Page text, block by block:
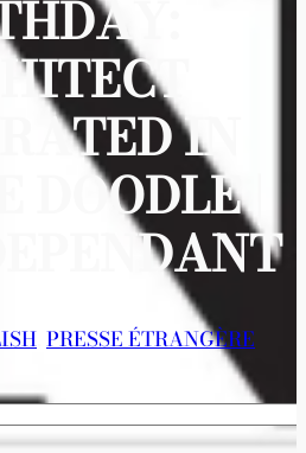
IN
DOODLE |
PRESSE ÉTRANGÈRE